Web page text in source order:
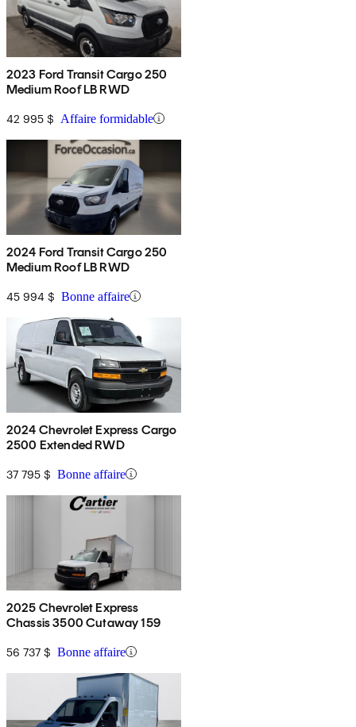
2023 Ford Transit Cargo 250
Medium Roof LB RWD
42 995 $ Affaire formidable
2024 Ford Transit Cargo 250
Medium Roof LB RWD
45 994 $ Bonne affaire
2024 Chevrolet Express Cargo
2500 Extended RWD
37 795 $ Bonne affaire
2025 Chevrolet Express
Chassis 3500 Cutaway 159
56 737 $ Bonne affaire